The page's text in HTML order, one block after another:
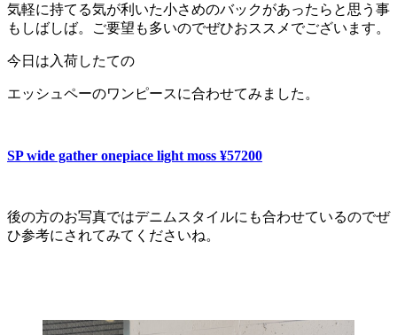
気軽に持てる気が利いた小さめのバックがあったらと思う事
もしばしば。ご要望も多いのでぜひおススメでございます。
今日は入荷したての
エッシュペーのワンピースに合わせてみました。
SP wide gather onepiace light moss ¥57200
後の方のお写真ではデニムスタイルにも合わせているのでぜ
ひ参考にされてみてくださいね。